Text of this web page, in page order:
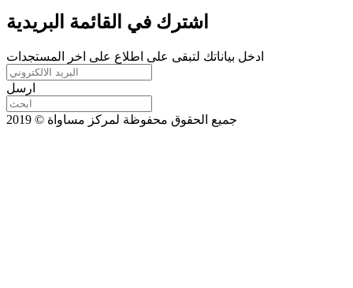
اشترك في القائمة البريدية
ادخل بياناتك لتبقى على اطلاع على اخر المستجدات
ارسل
جميع الحقوق محفوظة لمركز مساواة © 2019